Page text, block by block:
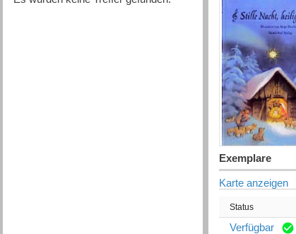
Exemplare
Karte anzeigen
Status
Verfügbar